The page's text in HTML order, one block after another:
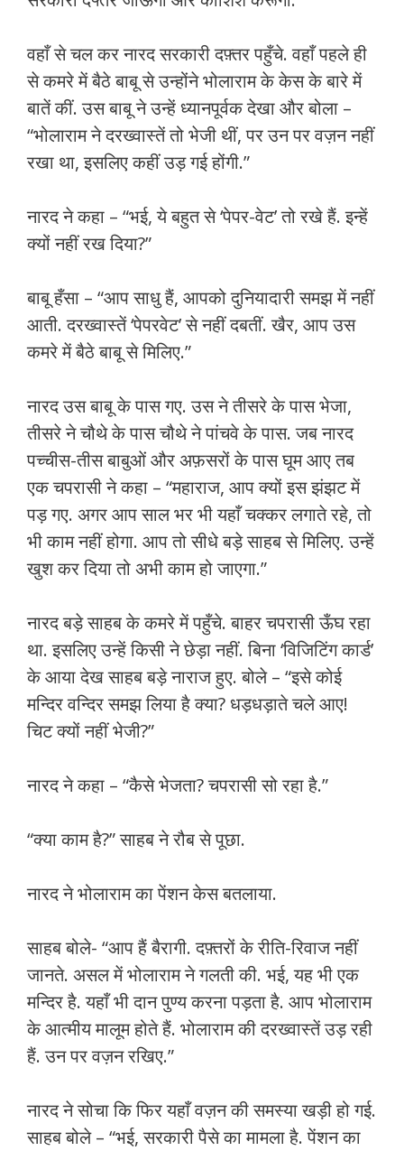
वहाँ से चल कर नारद सरकारी दफ़्तर पहुँचे. वहाँ पहले ही
से कमरे में बैठे बाबू से उन्होंने भोलाराम के केस के बारे में
बातें कीं. उस बाबू ने उन्हें ध्यानपूर्वक देखा और बोला –
“भोलाराम ने दरख्वास्तें तो भेजी थीं, पर उन पर वज़न नहीं
रखा था, इसलिए कहीं उड़ गई होंगी.”
नारद ने कहा – “भई, ये बहुत से ‘पेपर-वेट’ तो रखे हैं. इन्हें
क्यों नहीं रख दिया?”
बाबू हँसा – “आप साधु हैं, आपको दुनियादारी समझ में नहीं
आती. दरख्वास्तें ‘पेपरवेट’ से नहीं दबतीं. खैर, आप उस
कमरे में बैठे बाबू से मिलिए.”
नारद उस बाबू के पास गए. उस ने तीसरे के पास भेजा,
तीसरे ने चौथे के पास चौथे ने पांचवे के पास. जब नारद
पच्चीस-तीस बाबुओं और अफ़सरों के पास घूम आए तब
एक चपरासी ने कहा – “महाराज, आप क्यों इस झंझट में
पड़ गए. अगर आप साल भर भी यहाँ चक्कर लगाते रहे, तो
भी काम नहीं होगा. आप तो सीधे बड़े साहब से मिलिए. उन्हें
खुश कर दिया तो अभी काम हो जाएगा.”
नारद बड़े साहब के कमरे में पहुँचे. बाहर चपरासी ऊँघ रहा
था. इसलिए उन्हें किसी ने छेड़ा नहीं. बिना ‘विजिटिंग कार्ड’
के आया देख साहब बड़े नाराज हुए. बोले – “इसे कोई
मन्दिर वन्दिर समझ लिया है क्या? धड़धड़ाते चले आए!
चिट क्यों नहीं भेजी?”
नारद ने कहा – “कैसे भेजता? चपरासी सो रहा है.”
“क्या काम है?” साहब ने रौब से पूछा.
नारद ने भोलाराम का पेंशन केस बतलाया.
साहब बोले- “आप हैं बैरागी. दफ़्तरों के रीति-रिवाज नहीं
जानते. असल में भोलाराम ने गलती की. भई, यह भी एक
मन्दिर है. यहाँ भी दान पुण्य करना पड़ता है. आप भोलाराम
के आत्मीय मालूम होते हैं. भोलाराम की दरख्वास्तें उड़ रही
हैं. उन पर वज़न रखिए.”
नारद ने सोचा कि फिर यहाँ वज़न की समस्या खड़ी हो गई.
साहब बोले – “भई, सरकारी पैसे का मामला है. पेंशन का